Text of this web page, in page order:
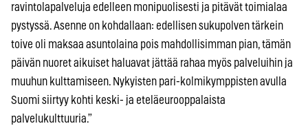
ravintolapalveluja edelleen monipuolisesti ja pitävät toimialaa
pystyssä. Asenne on kohdallaan: edellisen sukupolven tärkein
toive oli maksaa asuntolaina pois mahdollisimman pian, tämän
päivän nuoret aikuiset haluavat jättää rahaa myös palveluihin ja
muuhun kulttamiseen. Nykyisten pari-kolmikymppisten avulla
Suomi siirtyy kohti keski- ja eteläeurooppalaista
palvelukulttuuria.”